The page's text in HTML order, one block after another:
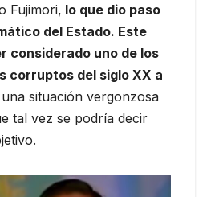
Fujimori, lo que dio paso
del Estado. Este
considerado uno de los
corruptos del siglo XX a
una situación vergonzosa
tal vez se podría decir